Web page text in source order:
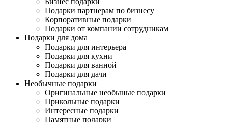
Подарки партнерам по бизнесу
Корпоративные подарки
Подарки от компании сотрудникам
Подарки для дома
Подарки для интерьера
Подарки для кухни
Подарки для ванной
Подарки для дачи
Необычные подарки
Оригинальные необыные подарки
Прикольные подарки
Интересные подарки
Памятные подарки